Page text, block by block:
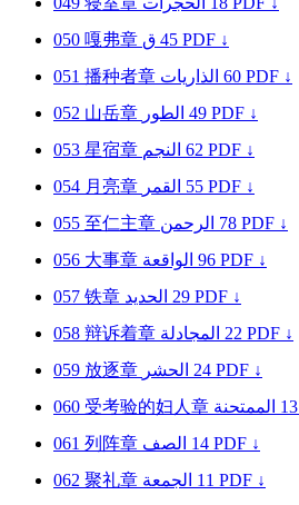
050 嘎弗章 ق 45 PDF ↓
051 播种者章 الذاريات 60 PDF ↓
052 山岳章 الطور 49 PDF ↓
053 星宿章 النجم 62 PDF ↓
054 月亮章 القمر 55 PDF ↓
055 至仁主章 الرحمن 78 PDF ↓
056 大事章 الواقعة 96 PDF ↓
057 铁章 الحديد 29 PDF ↓
058 辩诉着章 المجادلة 22 PDF ↓
059 放逐章 الحشر 24 PDF ↓
060 受考验的妇人章 الممتحنة 13
061 列阵章 الصف 14 PDF ↓
062 聚礼章 الجمعة 11 PDF ↓